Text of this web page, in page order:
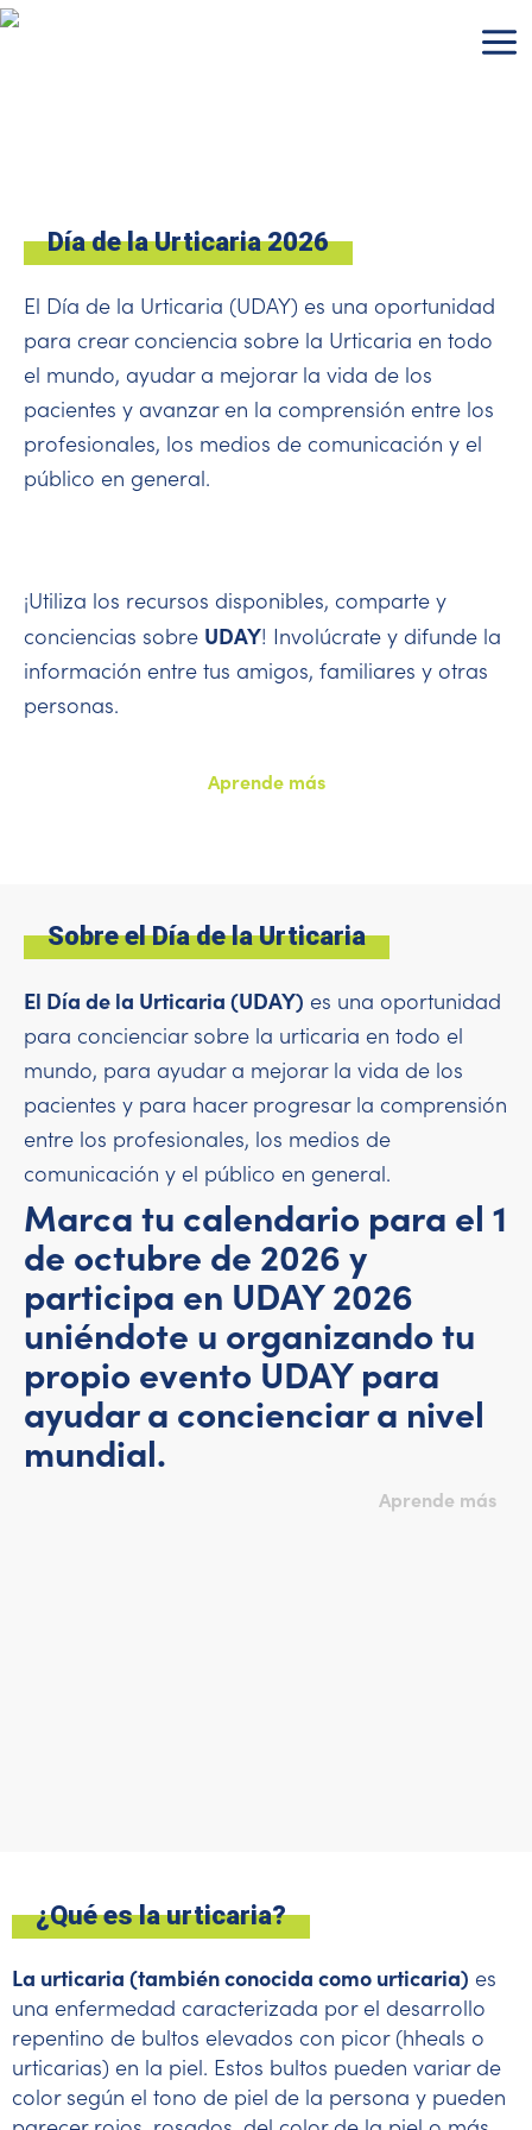
Ir
Día de la Urticaria 2026
El Día de la Urticaria (UDAY) es una oportunidad
para crear conciencia sobre la Urticaria en todo
el mundo, ayudar a mejorar la vida de los
pacientes y avanzar en la comprensión entre los
profesionales, los medios de comunicación y el
público en general.
¡Utiliza los recursos disponibles, comparte y
conciencias sobre UDAY! Involúcrate y difunde la
información entre tus amigos, familiares y otras
personas.
Aprende más
Sobre el Día de la Urticaria
El Día de la Urticaria (UDAY) es una oportunidad
para concienciar sobre la urticaria en todo el
mundo, para ayudar a mejorar la vida de los
pacientes y para hacer progresar la comprensión
entre los profesionales, los medios de
comunicación y el público en general.
Marca tu calendario para el 1
de octubre de 2026 y
participa en UDAY 2026
uniéndote u organizando tu
propio evento UDAY para
ayudar a concienciar a nivel
mundial.
Aprende más
¿Qué es la urticaria?
La urticaria (también conocida como urticaria) es
una enfermedad caracterizada por el desarrollo
repentino de bultos elevados con picor (hheals o
urticarias) en la piel. Estos bultos pueden variar de
color según el tono de piel de la persona y pueden